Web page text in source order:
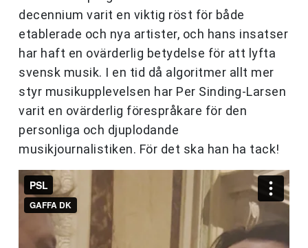
decennium varit en viktig röst för både
etablerade och nya artister, och hans insatser
har haft en ovärderlig betydelse för att lyfta
svensk musik. I en tid då algoritmer allt mer
styr musikupplevelsen har Per Sinding-Larsen
varit en ovärderlig förespråkare för den
personliga och djuplodande
musikjournalistiken. För det ska han ha tack!